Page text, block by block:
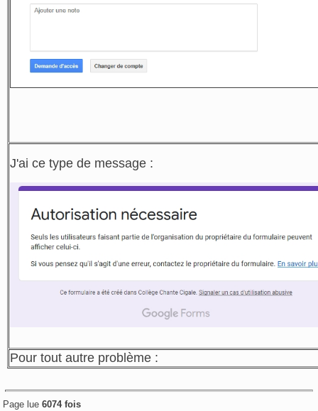
J'ai ce type de message :
Pour tout autre problème :
Page lue 6074 fois